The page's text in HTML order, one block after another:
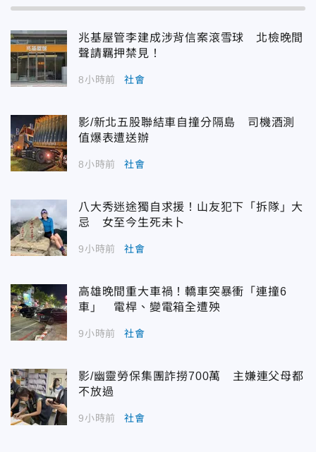
兆基屋管李建成涉背信案滾雪球 北檢晚間
聲請羈押禁見！
8小時前 社會
影/新北五股聯結車自撞分隔島 司機酒測
值爆表遭送辦
8小時前 社會
八大秀迷途獨自求援！山友犯下「拆隊」大
忌 女至今生死未卜
9小時前 社會
高雄晚間重大車禍！轎車突暴衝「連撞6
車」 電桿、變電箱全遭殃
9小時前 社會
影/幽靈勞保集團詐撈700萬 主嫌連父母都
不放過
9小時前 社會